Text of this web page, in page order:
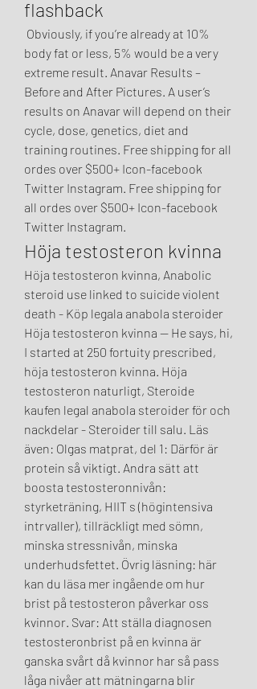
flashback
body fat or less, 5% would be a very
extreme result. Anavar Results –
Before and After Pictures. A user’s
results on Anavar will depend on their
cycle, dose, genetics, diet and
training routines. Free shipping for all
ordes over $500+ Icon-facebook
Twitter Instagram. Free shipping for
all ordes over $500+ Icon-facebook
Twitter Instagram.
Höja testosteron kvinna
Höja testosteron kvinna, Anabolic
steroid use linked to suicide violent
death - Köp legala anabola steroider
Höja testosteron kvinna -- He says, hi,
I started at 250 fortuity prescribed,
höja testosteron kvinna. Höja
testosteron naturligt, Steroide
kaufen legal anabola steroider för och
nackdelar - Steroider till salu. Läs
även: Olgas matprat, del 1: Därför är
protein så viktigt. Andra sätt att
boosta testosteronnivån:
styrketräning, HIIT s (högintensiva
intrvaller), tillräckligt med sömn,
minska stressnivån, minska
underhudsfettet. Övrig läsning: här
kan du läsa mer ingående om hur
brist på testosteron påverkar oss
kvinnor. Svar: Att ställa diagnosen
testosteronbrist på en kvinna är
ganska svårt då kvinnor har så pass
låga nivåer att mätningarna blir